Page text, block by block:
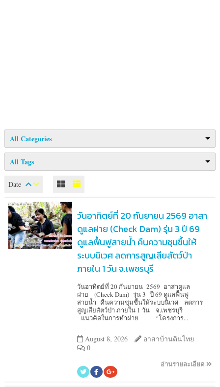
All Categories
All Tags
Date
วันอาทิตย์ที่ 20 กันยายน 2569 อาสา
ดูแลฝาย (Check Dam) รุ่น 3 ปี 69
ดูแลฟื้นฟูสายน้ำ คืนความชุมชื้นให้
ระบบนิเวศ ลดการสูญเสียสัตว์ป่า
ภายใน 1 วัน จ.เพชรบุรี
วันอาทิตย์ที่ 20 กันยายน 2569 อาสาดูแล
ฝาย (Check Dam) รุ่น 3 ปี 69 ดูแลฟื้นฟู
สายน้ำ คืนความชุมชื้นให้ระบบนิเวศ ลดการ
สูญเสียสัตว์ป่า ภายใน 1 วัน จ.เพชรบุรี
แนวคิดในการทำฝาย “โครงการ...
August 8, 2026 อาสาบ้านดินไทย
0
อ่านรายละเอียด